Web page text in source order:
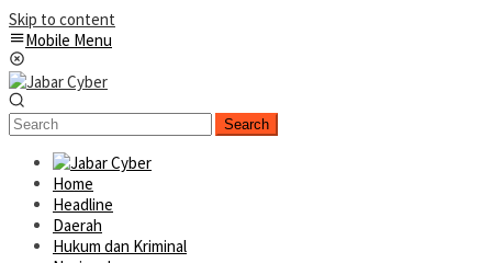
Skip to content
Mobile Menu
Search
Home
Headline
Daerah
Hukum dan Kriminal